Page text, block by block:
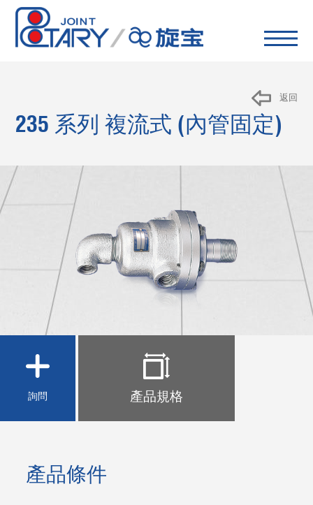
返回
235 系列 複流式 (內管固定)
詢問 產品規格
產品條件